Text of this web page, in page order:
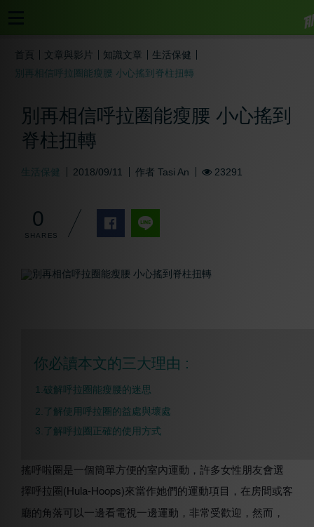
首頁 文章與影片 知識文章
生活保健
別再相信呼拉圈能瘦腰 小心搖到脊柱扭轉
別再相信呼拉圈能瘦腰 小心搖到
脊柱扭轉
生活保健 2018/09/11 作者 Tasi An 23291
0
你必讀本文的三大理由 :
1.破解呼拉圈能瘦腰的迷思
2.了解使用呼拉圈的益處與壞處
3.了解呼拉圈正確的使用方式
搖呼啦圈是一個簡單方便的室內運動，許多女性朋友會選
擇呼拉圈 (Hula-Hoops)來當作她們的運動項目，在房間或客
廳的角落可以一邊看電視一邊運動，非常受歡迎，然而，